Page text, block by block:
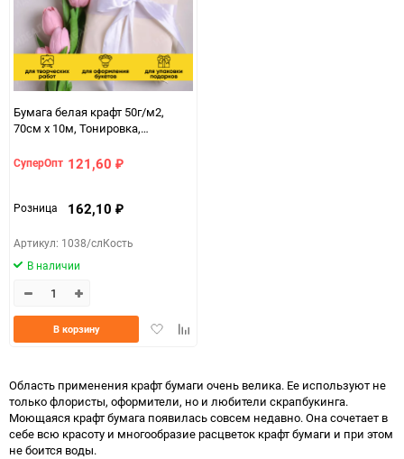
Бумага белая крафт 50г/м2,
70см x 10м, Тонировка,
СуперОпт 121,60 ₽
Розница 162,10 ₽
Артикул: 1038/слКость
В наличии
ДобавитьДобавить
В корзину
Область применения крафт бумаги очень велика. Ее используют не
только флористы, оформители, но и любители скрапбукинга.
Моющаяся крафт бумага появилась совсем недавно. Она сочетает в
себе всю красоту и многообразие расцветок крафт бумаги и при этом
не боится воды.